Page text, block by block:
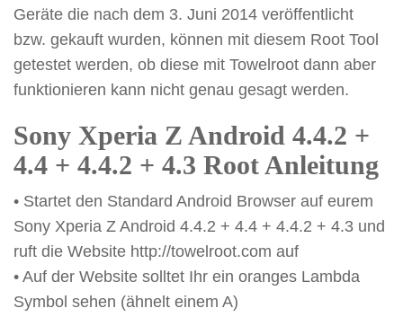
Geräte die nach dem 3. Juni 2014 veröffentlicht
bzw. gekauft wurden, können mit diesem Root Tool
getestet werden, ob diese mit Towelroot dann aber
funktionieren kann nicht genau gesagt werden.
Sony Xperia Z Android 4.4.2 +
4.4 + 4.4.2 + 4.3 Root Anleitung
• Startet den Standard Android Browser auf eurem
Sony Xperia Z Android 4.4.2 + 4.4 + 4.4.2 + 4.3 und
ruft die Website http://towelroot.com auf
• Auf der Website solltet Ihr ein oranges Lambda
Symbol sehen (ähnelt einem A)